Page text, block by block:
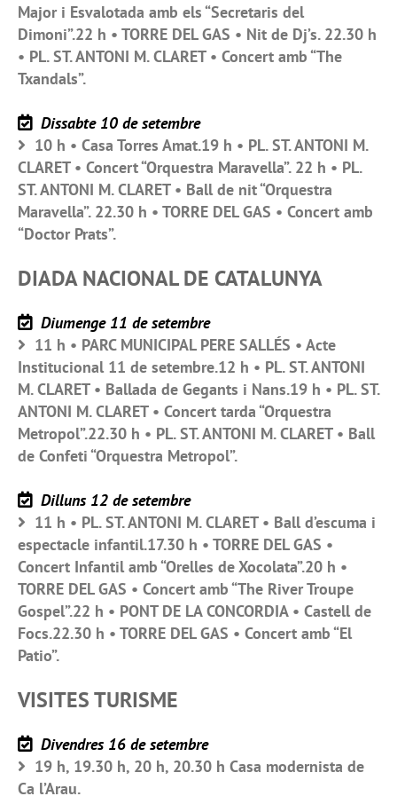
Major i Esvalotada amb els “Secretaris del
Dimoni”.22 h • TORRE DEL GAS • Nit de Dj’s. 22.30 h
• PL. ST. ANTONI M. CLARET • Concert amb “The
Txandals”.
Dissabte 10 de setembre
10 h • Casa Torres Amat.19 h • PL. ST. ANTONI M.
CLARET • Concert “Orquestra Maravella”. 22 h • PL.
ST. ANTONI M. CLARET • Ball de nit “Orquestra
Maravella”. 22.30 h • TORRE DEL GAS • Concert amb
“Doctor Prats”.
DIADA NACIONAL DE CATALUNYA
Diumenge 11 de setembre
11 h • PARC MUNICIPAL PERE SALLÉS • Acte
Institucional 11 de setembre.12 h • PL. ST. ANTONI
M. CLARET • Ballada de Gegants i Nans.19 h • PL. ST.
ANTONI M. CLARET • Concert tarda “Orquestra
Metropol”.22.30 h • PL. ST. ANTONI M. CLARET • Ball
de Confeti “Orquestra Metropol”.
Dilluns 12 de setembre
11 h • PL. ST. ANTONI M. CLARET • Ball d’escuma i
espectacle infantil.17.30 h • TORRE DEL GAS •
Concert Infantil amb “Orelles de Xocolata”.20 h •
TORRE DEL GAS • Concert amb “The River Troupe
Gospel”.22 h • PONT DE LA CONCORDIA • Castell de
Focs.22.30 h • TORRE DEL GAS • Concert amb “El
Patio”.
VISITES TURISME
Divendres 16 de setembre
19 h, 19.30 h, 20 h, 20.30 h Casa modernista de
Ca l’Arau.